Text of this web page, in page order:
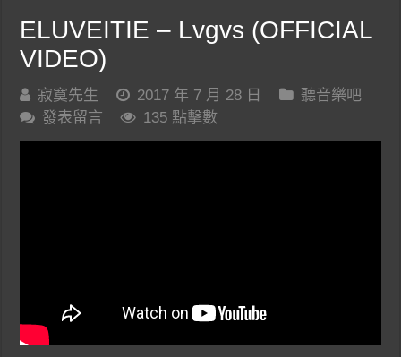
ELUVEITIE – Lvgvs (OFFICIAL
VIDEO)
寂寞先生 2017 年 7 月 28 日
聽音樂吧
發表留言
135 點擊數